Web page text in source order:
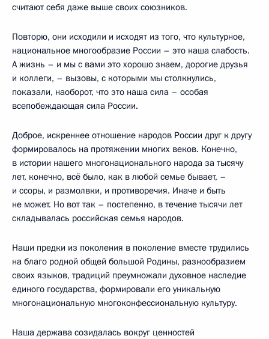
считают себя даже выше своих союзников.
Повторю, они исходили и исходят из того, что культурное,
национальное многообразие России – это наша слабость.
А жизнь – и мы с вами это хорошо знаем, дорогие друзья
и коллеги, – вызовы, с которыми мы столкнулись,
показали, наоборот, что это наша сила – особая
всепобеждающая сила России.
Доброе, искреннее отношение народов России друг к другу
формировалось на протяжении многих веков. Конечно,
в истории нашего многонационального народа за тысячу
лет, конечно, всё было, как в любой семье бывает, –
и ссоры, и размолвки, и противоречия. Иначе и быть
не может. Но вот так – постепенно, в течение тысячи лет
складывалась российская семья народов.
Наши предки из поколения в поколение вместе трудились
на благо родной общей большой Родины, разнообразием
своих языков, традиций преумножали духовное наследие
единого государства, формировали его уникальную
многонациональную многоконфессиональную культуру.
Наша держава созидалась вокруг ценностей